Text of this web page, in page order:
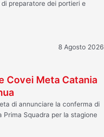
preparatore dei portieri e
8 Agosto 2026
Covei Meta Catania
di annunciare la conferma di
Squadra per la stagione